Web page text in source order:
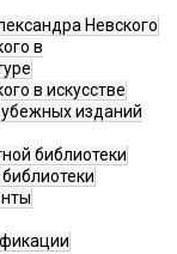
Невского
в
в искусстве
изданий
библиотеки